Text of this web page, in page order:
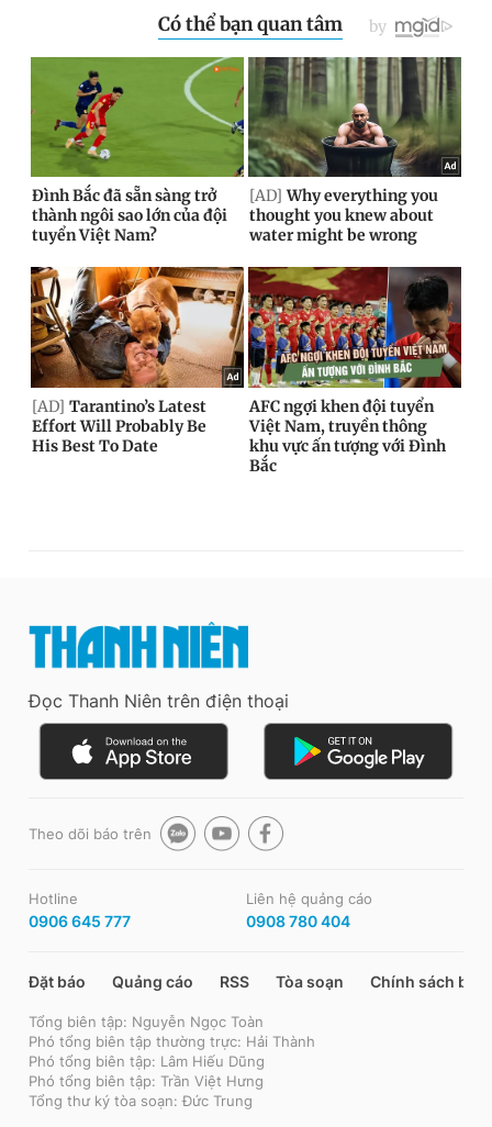
Đọc Thanh Niên trên điện thoại
Theo dõi báo trên
Hotline
0906 645 777
Liên hệ quảng cáo
0908 780 404
Đặt báo Quảng cáo RSS Tòa soạn Chính sách bảo
Tổng biên tập: Nguyễn Ngọc Toàn
Phó tổng biên tập thường trực: Hải Thành
Phó tổng biên tập: Lâm Hiếu Dũng
Phó tổng biên tập: Trần Việt Hưng
Tổng thư ký tòa soạn: Đức Trung